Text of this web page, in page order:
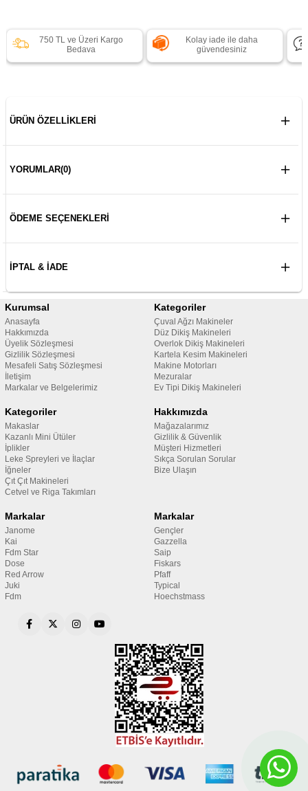
750 TL ve Üzeri Kargo
Bedava
Kolay iade ile daha
güvendesiniz
ÜRÜN ÖZELLIKLERI
YORUMLAR(0)
ÖDEME SEÇENEKLERI
İPTAL & İADE
Kurumsal
Anasayfa
Hakkımızda
Üyelik Sözleşmesi
Gizlilik Sözleşmesi
Mesafeli Satış Sözleşmesi
İletişim
Markalar ve Belgelerimiz
Kategoriler
Çuval Ağzı Makineler
Düz Dikiş Makineleri
Overlok Dikiş Makineleri
Kartela Kesim Makineleri
Makine Motorları
Mezuralar
Ev Tipi Dikiş Makineleri
Kategoriler
Makaslar
Kazanlı Mini Ütüler
İplikler
Leke Spreyleri ve İlaçlar
İğneler
Çıt Çıt Makineleri
Cetvel ve Riga Takımları
Hakkımızda
Mağazalarımız
Gizlilik & Güvenlik
Müşteri Hizmetleri
Sıkça Sorulan Sorular
Bize Ulaşın
Markalar
Janome
Kai
Fdm Star
Dose
Red Arrow
Juki
Fdm
Markalar
Gençler
Gazzella
Saip
Fiskars
Pfaff
Typical
Hoechstmass